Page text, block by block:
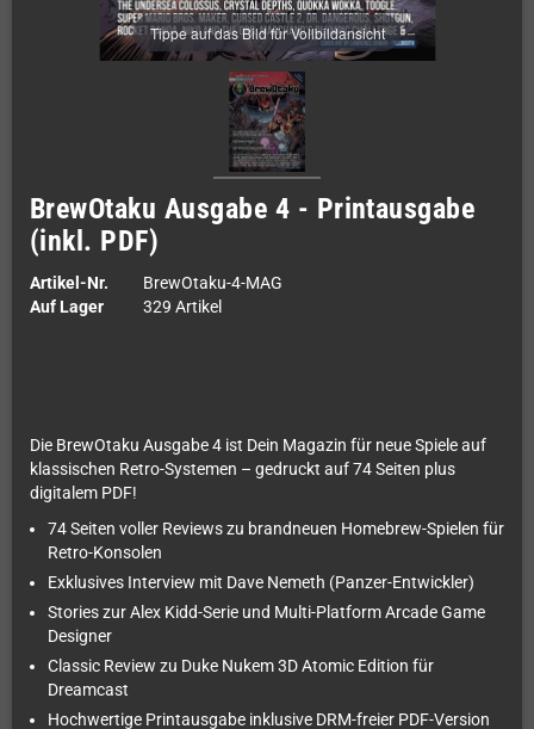
Tippe auf das Bild für Vollbildansicht
BrewOtaku Ausgabe 4 - Printausgabe
(inkl. PDF)
Artikel-Nr.
BrewOtaku-4-MAG
Auf Lager
329 Artikel
Die BrewOtaku Ausgabe 4 ist Dein Magazin für neue Spiele auf
klassischen Retro-Systemen – gedruckt auf 74 Seiten plus
digitalem PDF!
74 Seiten voller Reviews zu brandneuen Homebrew-Spielen für
Retro-Konsolen
Exklusives Interview mit Dave Nemeth (Panzer-Entwickler)
Stories zur Alex Kidd-Serie und Multi-Platform Arcade Game
Designer
Classic Review zu Duke Nukem 3D Atomic Edition für
Dreamcast
Hochwertige Printausgabe inklusive DRM-freier PDF-Version